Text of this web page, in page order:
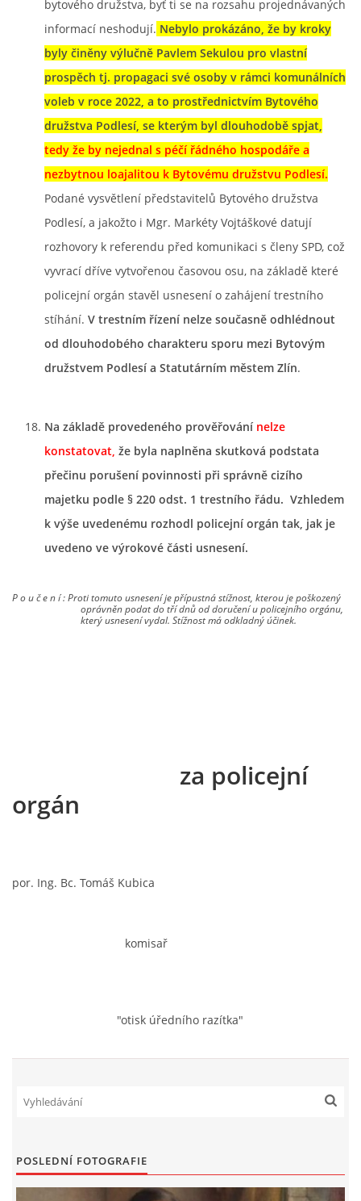
bytového družstva, byť ti se na rozsahu projednávaných
informací neshodují. Nebylo prokázáno, že by kroky
byly činěny výlučně Pavlem Sekulou pro vlastní
prospěch tj. propagaci své osoby v rámci komunálních
voleb v roce 2022, a to prostřednictvím Bytového
družstva Podlesí, se kterým byl dlouhodobě spjat,
tedy že by nejednal s péčí řádného hospodáře a
nezbytnou loajalitou k Bytovému družstvu Podlesí.
Podané vysvětlení představitelů Bytového družstva
Podlesí, a jakožto i Mgr. Markéty Vojtáškové datují
rozhovory k referendu před komunikaci s členy SPD, což
vyvrací dříve vytvořenou časovou osu, na základě které
policejní orgán stavěl usnesení o zahájení trestního
stíhání. V trestním řízení nelze současně odhlédnout
od dlouhodobého charakteru sporu mezi Bytovým
družstvem Podlesí a Statutárním městem Zlín.
Na základě provedeného prověřování nelze
konstatovat, že byla naplněna skutková podstata
přečinu porušení povinnosti při správně cizího
majetku podle § 220 odst. 1 trestního řádu. Vzhledem
k výše uvedenému rozhodl policejní orgán tak, jak je
uvedeno ve výrokové části usnesení.
P o u č e n í : Proti tomuto usnesení je přípustná stížnost, kterou je poškozený
oprávněn podat do tří dnů od doručení u policejního orgánu,
který usnesení vydal. Stížnost má odkladný účinek.
za policejní
orgán
por. Ing. Bc. Tomáš Kubica
komisař
"otisk úředního razítka"
POSLEDNÍ FOTOGRAFIE